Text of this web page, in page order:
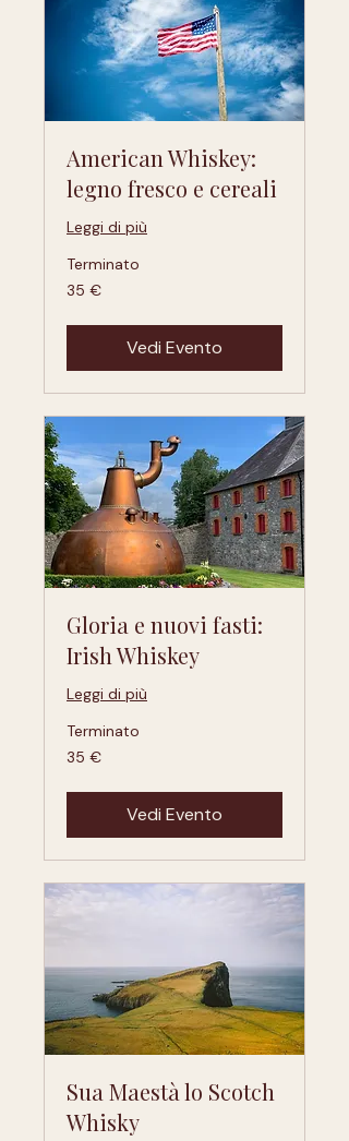
American Whiskey:
legno fresco e cereali
Leggi di più
Terminato
35
euro
35 €
Vedi Evento
Gloria e nuovi fasti:
Irish Whiskey
Leggi di più
Terminato
35
euro
35 €
Vedi Evento
Sua Maestà lo Scotch
Whisky